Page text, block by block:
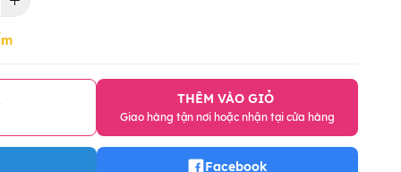
THÊM VÀO GIỎ
Giao hàng tận nơi hoặc nhận tại cửa hàng
Facebook